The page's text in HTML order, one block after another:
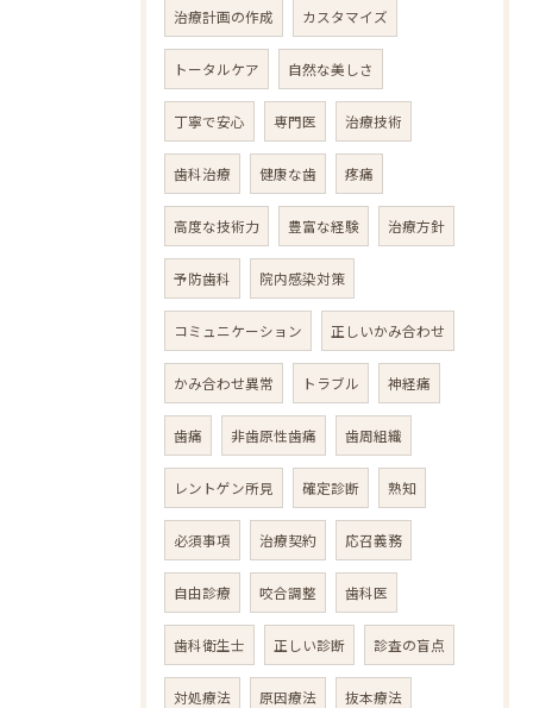
治療計画の作成 カスタマイズ
トータルケア 自然な美しさ
丁寧で安心 専門医 治療技術
歯科治療 健康な歯 疼痛
高度な技術力 豊富な経験 治療方針
予防歯科 院内感染対策
コミュニケーション 正しいかみ合わせ
かみ合わせ異常 トラブル 神経痛
歯痛 非歯原性歯痛 歯周組織
レントゲン所見 確定診断 熟知
必須事項 治療契約 応召義務
自由診療 咬合調整 歯科医
歯科衛生士 正しい診断 診査の盲点
対処療法 原因療法 抜本療法